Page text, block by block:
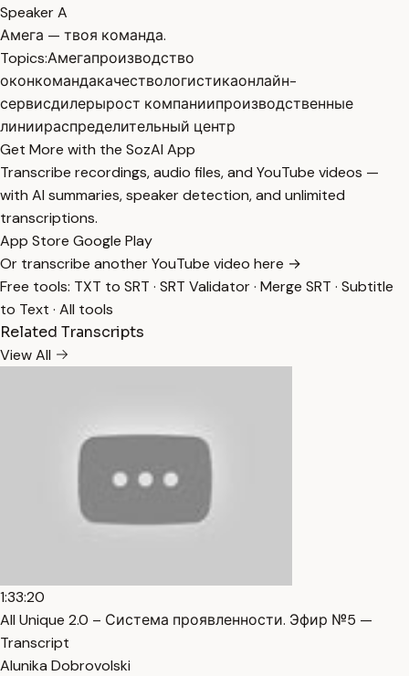
Speaker A
Амега — твоя команда.
Topics:Амегапроизводство
оконкомандакачествологистикаонлайн-
сервисдилерырост компаниипроизводственные
линиираспределительный центр
Get More with the SozAI App
Transcribe recordings, audio files, and YouTube videos —
with AI summaries, speaker detection, and unlimited
transcriptions.
App Store Google Play
Or transcribe another YouTube video here →
Free tools: TXT to SRT · SRT Validator· Merge SRT · Subtitle
to Text · All tools
Related Transcripts
View All
1:33:20
All Unique 2.0 – Система проявленности. Эфир №5 —
Transcript
Alunika Dobrovolski